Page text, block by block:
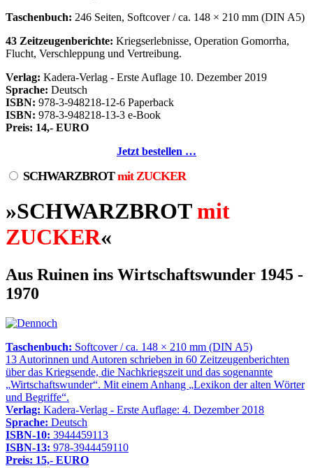
Taschenbuch: 246 Seiten, Softcover / ca. 148 × 210 mm (DIN A5)
43 Zeitzeugenberichte: Kriegserlebnisse, Operation Gomorrha,
Flucht, Verschleppung und Vertreibung.
Verlag: Kadera-Verlag - Erste Auflage 10. Dezember 2019
Sprache: Deutsch
ISBN: 978-3-948218-12-6 Paperback
ISBN: 978-3-948218-13-3 e-Book
Preis: 14,- EURO
Jetzt bestellen …
SCHWARZBROTmit ZUCKER
»SCHWARZBROTmit
ZUCKER«
Aus Ruinen ins Wirtschaftswunder 1945 -
1970
Taschenbuch: Softcover / ca. 148 × 210 mm (DIN A5)
13 Autorinnen und Autoren schrieben in 60 Zeitzeugenberichten
über das Kriegsende, die Nachkriegszeit und das sogenannte
Wirtschaftswunder . Mit einem Anhang
Lexikon der alten Wörter
und Begriffe .
Verlag: Kadera-Verlag - Erste Auflage: 4. Dezember 2018
Sprache: Deutsch
ISBN-10: 3944459113
ISBN-13: 978-3944459110
Preis: 15,- EURO